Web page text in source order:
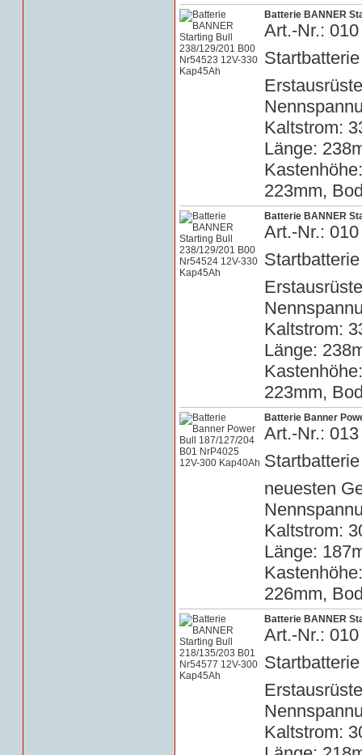
Batterie BANNER
Art.-Nr.:
Kaltstrom:
Länge:
223mm,
Batterie BANNER
Art.-Nr.:
Kaltstrom:
Länge:
223mm,
Batterie Banner
Art.-Nr.:
neuesten
Kaltstrom:
Länge:
226mm,
Batterie BANNER
Art.-Nr.:
Kaltstrom: